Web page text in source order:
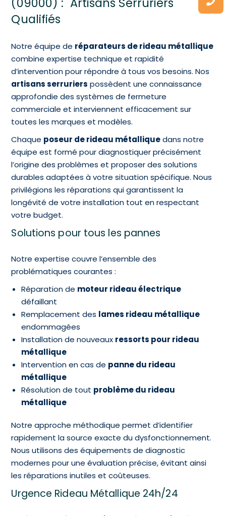
Qualifiés
Notre équipe de réparateurs de rideau métallique
combine expertise technique et rapidité
d’intervention pour répondre à tous vos besoins. Nos
artisans serruriers possèdent une connaissance
approfondie des systèmes de fermeture
commerciale et interviennent efficacement sur
toutes les marques et modèles.
Chaque poseur de rideau métalliquedans notre
équipe est formé pour diagnostiquer précisément
l’origine des problèmes et proposer des solutions
durables adaptées à votre situation spécifique. Nous
privilégions les réparations qui garantissent la
longévité de votre installation tout en respectant
votre budget.
Solutions pour tous les pannes
Notre expertise couvre l’ensemble des
problématiques courantes :
Réparation de moteur rideau électrique
défaillant
Remplacement des lames rideau métallique
endommagées
Installation de nouveaux ressorts pour rideau
métallique
Intervention en cas de panne du rideau
métallique
Résolution de tout problème du rideau
métallique
Notre approche méthodique permet d’identifier
rapidement la source exacte du dysfonctionnement.
Nous utilisons des équipements de diagnostic
modernes pour une évaluation précise, évitant ainsi
les réparations inutiles et coûteuses.
Urgence Rideau Métallique 24h/24